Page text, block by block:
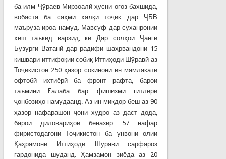
ба илм Ҷӯраев Мирзоалӣ ҳусни оғоз бахшида,
вобаста ба саҳми халқи тоҷик дар ҶБВ
маъруза ироа намуд. Мавсуф дар суханронии
хеш таъкид варзид, ки Дар солҳои Ҷанги
Бузурги Ватанӣ дар радифи шаҳрвандони 15
кишвари иттифоқии собиқ Иттиҳоди Шӯравӣ аз
Тоҷикистон 250 ҳазор сокинони ин мамлакати
офтобӣ ихтиёрӣ ба фронт рафта, барои
таъмини Ғалаба бар фишизми гитлерӣ
ҷонбозиҳо намудаанд. Аз ин миқдор беш аз 90
ҳазор нафарашон ҷони худро аз даст дода,
барои диловариҳои беназир 57 нафар
фиристодагони Тоҷикистон ба унвони олии
Қаҳрамони Иттиҳоди Шӯравӣ сарфароз
гардонида шуданд. Ҳамзамон зиёда аз 20